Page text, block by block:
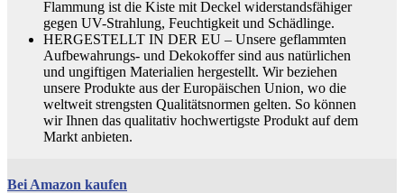
Flammung ist die Kiste mit Deckel widerstandsfähiger
gegen UV-Strahlung, Feuchtigkeit und Schädlinge.
HERGESTELLT IN DER EU – Unsere geflammten
Aufbewahrungs- und Dekokoffer sind aus natürlichen
und ungiftigen Materialien hergestellt. Wir beziehen
unsere Produkte aus der Europäischen Union, wo die
weltweit strengsten Qualitätsnormen gelten. So können
wir Ihnen das qualitativ hochwertigste Produkt auf dem
Markt anbieten.
Bei Amazon kaufen